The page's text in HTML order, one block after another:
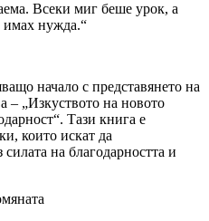
Всеки миг беше урок, а
имах нужда.“
начало с представянето на
– „Изкуството на новото
Тази книга е
които искат да
на благодарността и